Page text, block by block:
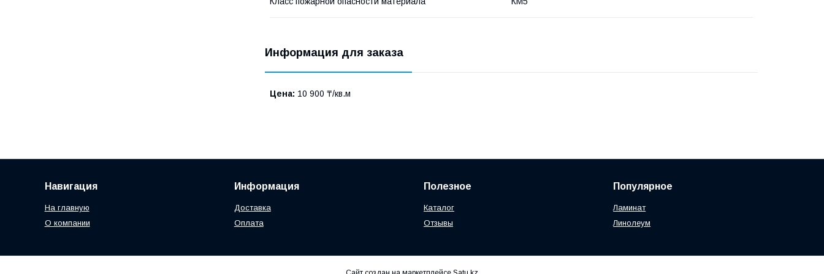
Информация для заказа
Цена: 10 900 ₸/кв.м
Навигация
На главную
О компании
Информация
Доставка
Оплата
Полезное
Каталог
Отзывы
Популярное
Ламинат
Линолеум